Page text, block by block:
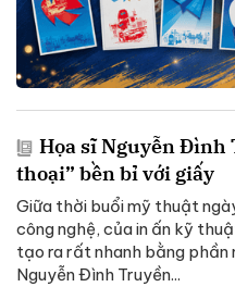
Họa sĩ Nguyễn Đình
thoại” bền bỉ với giấy
Giữa thời buổi mỹ thuật
công nghệ, của in ấn kỹ
tạo ra rất nhanh bằng phần
Nguyễn Đình Truyền...